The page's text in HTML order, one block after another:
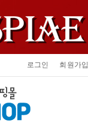
로그인 회원가입